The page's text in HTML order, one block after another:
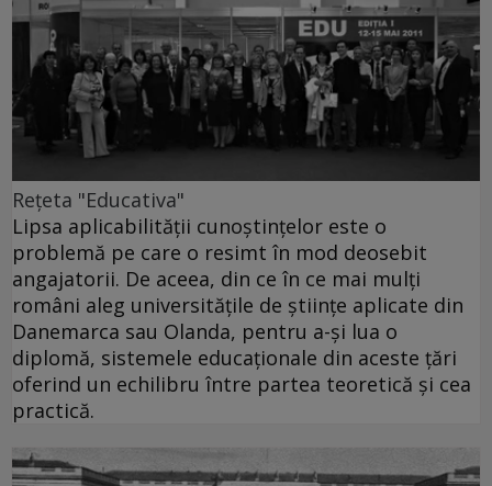
Reţeta "Educativa"
Lipsa aplicabilităţii cunoştinţelor este o
problemă pe care o resimt în mod deosebit
angajatorii. De aceea, din ce în ce mai mulţi
români aleg universităţile de ştiinţe aplicate din
Danemarca sau Olanda, pentru a-şi lua o
diplomă, sistemele educaţionale din aceste ţări
oferind un echilibru între partea teoretică şi cea
practică.